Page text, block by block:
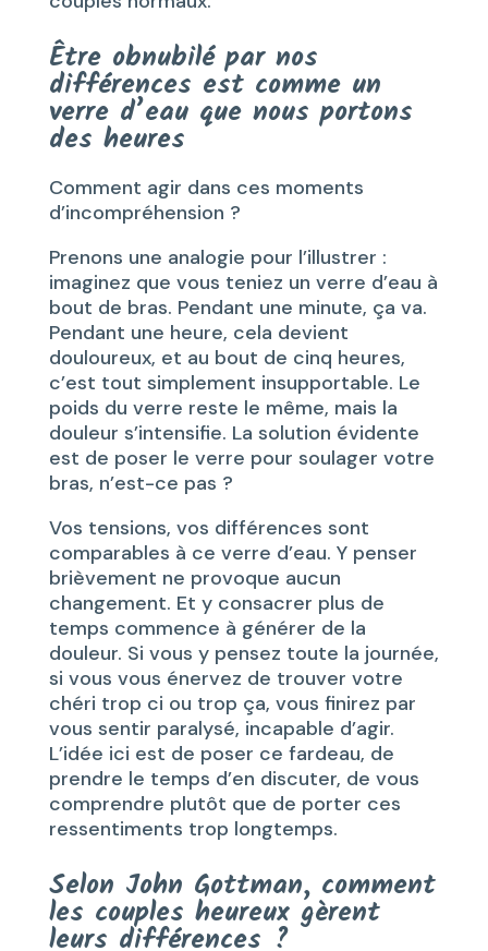
Être obnubilé par nos
différences est comme un
verre d’eau que nous portons
des heures
Comment agir dans ces moments
d’incompréhension ?
Prenons une analogie pour l’illustrer :
imaginez que vous teniez un verre d’eau à
bout de bras. Pendant une minute, ça va.
Pendant une heure, cela devient
douloureux, et au bout de cinq heures,
c’est tout simplement insupportable. Le
poids du verre reste le même, mais la
douleur s’intensifie. La solution évidente
est de poser le verre pour soulager votre
bras, n’est-ce pas ?
Vos tensions, vos différences sont
comparables à ce verre d’eau. Y penser
brièvement ne provoque aucun
changement. Et y consacrer plus de
temps commence à générer de la
douleur. Si vous y pensez toute la journée,
si vous vous énervez de trouver votre
chéri trop ci ou trop ça, vous finirez par
vous sentir paralysé, incapable d’agir.
L’idée ici est de poser ce fardeau, de
prendre le temps d’en discuter, de vous
comprendre plutôt que de porter ces
ressentiments trop longtemps.
Selon John Gottman, comment
les couples heureux gèrent
leurs différences ?